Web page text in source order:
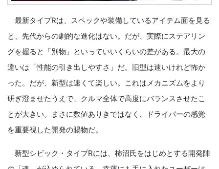
最新タイプRは、スペックや装備しているアイテム面を見る
と、先代からの劇的な進化はない。だが、実際にステアリン
グを握ると「別物」といっていいくらいの差がある。最大の
違いは「性能の引き出しやすさ」だ。旧型は速いけれど怖か
った。だが、新型は速くて楽しい。これはメカニズムをより
研ぎ澄ませたうえで、クルマ全体で高度にバランスさせたこ
とが大きい。まさに数値ありきではなく、ドライバーの感覚
を重要視した開発の賜物だ。
新型シビック・タイプRには、柿沼氏をはじめとする開発陣